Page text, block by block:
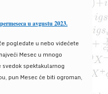
u avgustu 2023.
pogledate u nebo videćete
Mesec u mnogo
svedok spektakularnog
pun Mesec će biti ogroman,